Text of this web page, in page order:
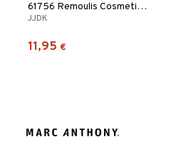
61756 Remoulis Cosmetic Bag
JJDK
11,95 €